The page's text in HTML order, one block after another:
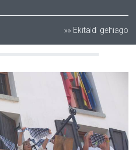
»» Ekitaldi gehiago